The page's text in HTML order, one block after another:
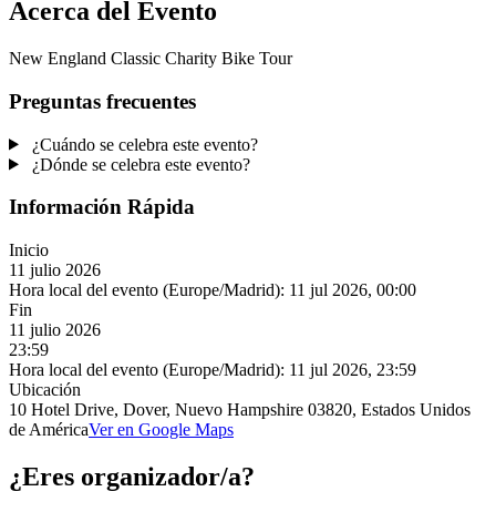
Acerca del Evento
New England Classic Charity Bike Tour
Preguntas frecuentes
¿Cuándo se celebra este evento?
¿Dónde se celebra este evento?
Información Rápida
Inicio
11 julio 2026
Hora local del evento (Europe/Madrid): 11 jul 2026, 00:00
Fin
11 julio 2026
23:59
Hora local del evento (Europe/Madrid): 11 jul 2026, 23:59
Ubicación
10 Hotel Drive, Dover, Nuevo Hampshire 03820, Estados Unidos
de AméricaVer en Google Maps
¿Eres organizador/a?